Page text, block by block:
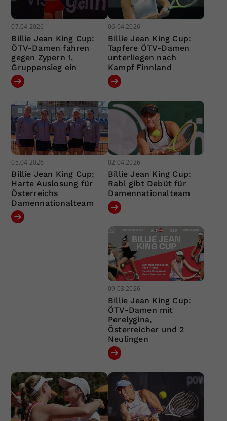
07.04.2026
Billie Jean King Cup:
ÖTV-Damen fahren
gegen Zypern 1.
Gruppensieg ein
06.04.2026
Billie Jean King Cup:
Tapfere ÖTV-Damen
unterliegen nach
Kampf Finnland
05.04.2026
Billie Jean King Cup:
Harte Auslosung für
Österreichs
Damennationalteam
02.04.2026
Billie Jean King Cup:
Rabl gibt Debüt für
Damennationalteam
09.03.2026
Billie Jean King Cup:
ÖTV-Damen mit
Perelygina,
Österreicher und 2
Neulingen